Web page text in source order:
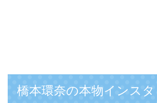
橋本環奈の本物インスタ